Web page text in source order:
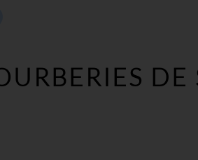
DE